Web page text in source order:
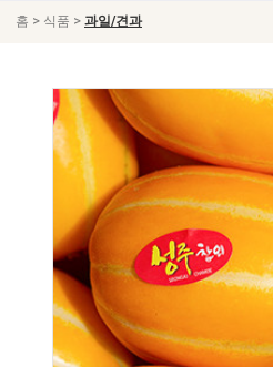
홈 > 식품 > 과일/견과